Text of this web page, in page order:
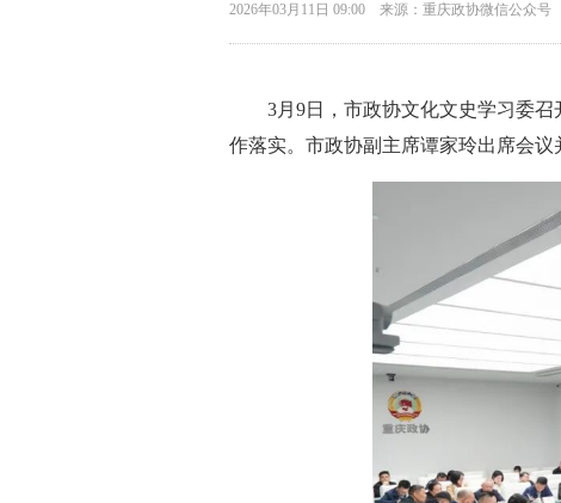
2026年03月11日 09:00 来源：重庆政协微信公众号
3月9日，市政协文化文史学习委
作落实。市政协副主席谭家玲出席会议